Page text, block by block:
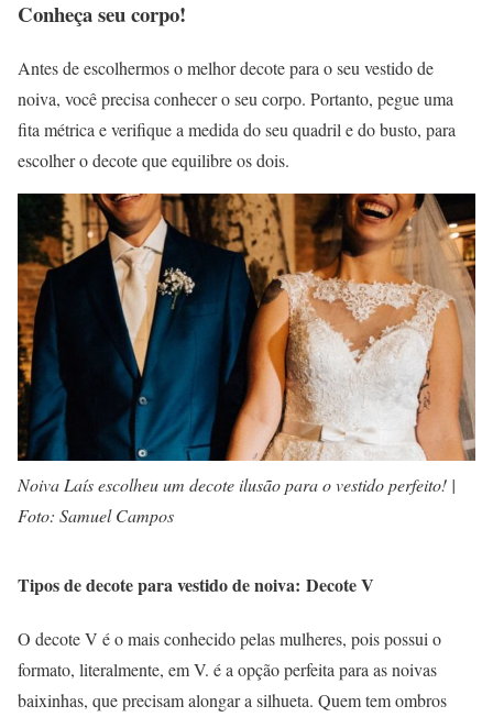
Conheça seu corpo!
Antes de escolhermos o melhor decote para o seu vestido de
noiva, você precisa conhecer o seu corpo. Portanto, pegue uma
fita métrica e verifique a medida do seu quadril e do busto, para
escolher o decote que equilibre os dois.
Noiva Laís escolheu um decote ilusão para o vestido perfeito! |
Foto: Samuel Campos
Tipos de decote para vestido de noiva: Decote V
O decote V é o mais conhecido pelas mulheres, pois possui o
formato, literalmente, em V. é a opção perfeita para as noivas
baixinhas, que precisam alongar a silhueta. Quem tem ombros